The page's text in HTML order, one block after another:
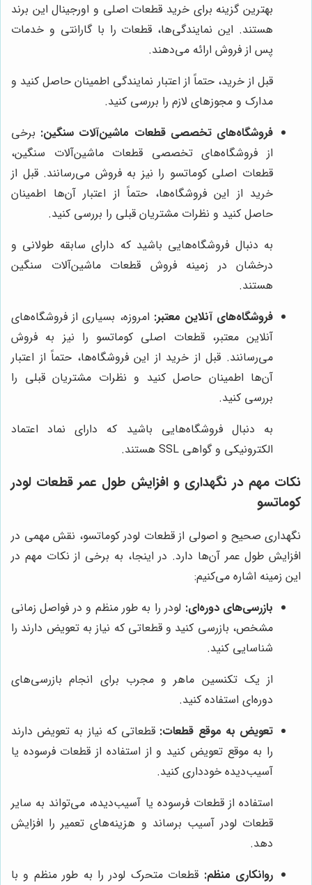
بهترین گزینه برای خرید قطعات اصلی و اورجینال این برند
هستند. این نمایندگی‌ها، قطعات را با گارانتی و خدمات
پس از فروش ارائه می‌دهند.
قبل از خرید، حتماً از اعتبار نمایندگی اطمینان حاصل کنید و
مدارک و مجوزهای لازم را بررسی کنید.
فروشگاه‌های تخصصی قطعات ماشین‌آلات سنگین: برخی
از فروشگاه‌های تخصصی قطعات ماشین‌آلات سنگین،
قطعات اصلی کوماتسو را نیز به فروش می‌رسانند. قبل از
خرید از این فروشگاه‌ها، حتماً از اعتبار آن‌ها اطمینان
حاصل کنید و نظرات مشتریان قبلی را بررسی کنید.
به دنبال فروشگاه‌هایی باشید که دارای سابقه طولانی و
درخشان در زمینه فروش قطعات ماشین‌آلات سنگین
هستند.
فروشگاه‌های آنلاین معتبر: امروزه، بسیاری از فروشگاه‌های
آنلاین معتبر، قطعات اصلی کوماتسو را نیز به فروش
می‌رسانند. قبل از خرید از این فروشگاه‌ها، حتماً از اعتبار
آن‌ها اطمینان حاصل کنید و نظرات مشتریان قبلی را
بررسی کنید.
به دنبال فروشگاه‌هایی باشید که دارای نماد اعتماد
الکترونیکی و گواهی SSL هستند.
نکات مهم در نگهداری و افزایش طول عمر قطعات لودر
کوماتسو
نگهداری صحیح و اصولی از قطعات لودر کوماتسو، نقش مهمی در
افزایش طول عمر آن‌ها دارد. در اینجا، به برخی از نکات مهم در
این زمینه اشاره می‌کنیم:
بازرسی‌های دوره‌ای: لودر را به طور منظم و در فواصل زمانی
مشخص، بازرسی کنید و قطعاتی که نیاز به تعویض دارند را
شناسایی کنید.
از یک تکنسین ماهر و مجرب برای انجام بازرسی‌های
دوره‌ای استفاده کنید.
تعویض به موقع قطعات: قطعاتی که نیاز به تعویض دارند
را به موقع تعویض کنید و از استفاده از قطعات فرسوده یا
آسیب‌دیده خودداری کنید.
استفاده از قطعات فرسوده یا آسیب‌دیده، می‌تواند به سایر
قطعات لودر آسیب برساند و هزینه‌های تعمیر را افزایش
دهد.
روانکاری منظم: قطعات متحرک لودر را به طور منظم و با